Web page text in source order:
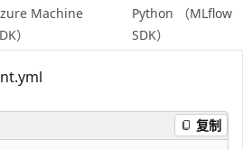
Machine
）
Python （MLflow
SDK）
复制